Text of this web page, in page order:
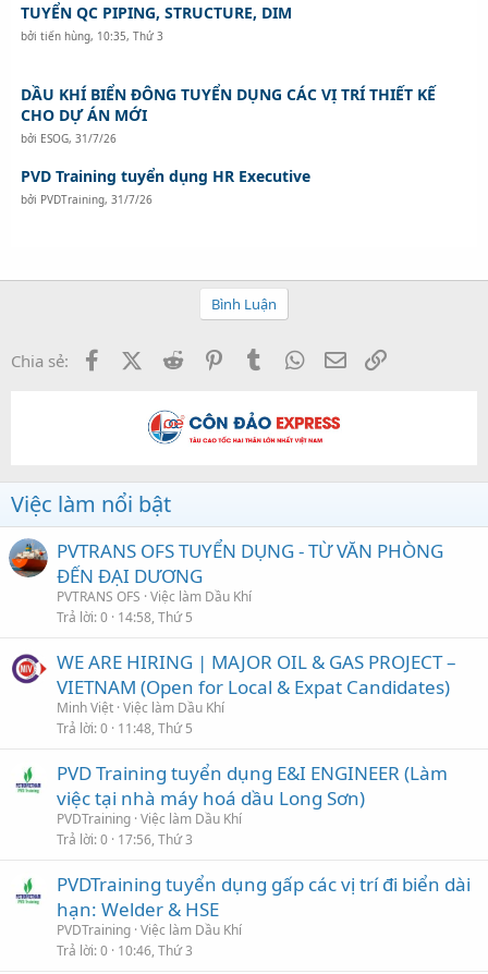
TUYỂN QC PIPING, STRUCTURE, DIM
bởi tiến hùng, 10:35, Thứ 3
DẦU KHÍ BIỂN ĐÔNG TUYỂN DỤNG CÁC VỊ TRÍ THIẾT KẾ
CHO DỰ ÁN MỚI
bởi ESOG, 31/7/26
PVD Training tuyển dụng HR Executive
bởi PVDTraining, 31/7/26
Bình Luận
Chia sẻ: FacebookX (Twitter)
Reddit PinterestTumblr WhatsApp
Email
Việc làm nổi bật
PVTRANS OFS TUYỂN DỤNG - TỪ VĂN PHÒNG
ĐẾN ĐẠI DƯƠNG
PVTRANS OFS Việc làm Dầu Khí
Trả lời 0 14:58, Thứ 5
WE ARE HIRING | MAJOR OIL & GAS PROJECT –
VIETNAM (Open for Local & Expat Candidates)
Minh Việt Việc làm Dầu Khí
Trả lời 0 11:48, Thứ 5
PVD Training tuyển dụng E&I ENGINEER (Làm
việc tại nhà máy hoá dầu Long Sơn)
PVDTraining Việc làm Dầu Khí
Trả lời 0 17:56, Thứ 3
PVDTraining tuyển dụng gấp các vị trí đi biển dài
hạn: Welder & HSE
PVDTraining Việc làm Dầu Khí
Trả lời 0 10:46, Thứ 3